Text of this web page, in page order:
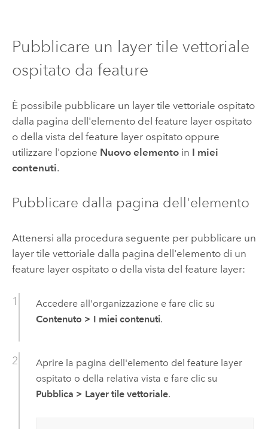
Pubblicare un layer tile vettoriale
ospitato da feature
È possibile pubblicare un layer tile vettoriale ospitato
dalla pagina dell'elemento del feature layer ospitato
o della vista del feature layer ospitato oppure
utilizzare l'opzione Nuovo elementoin I miei
contenuti.
Pubblicare dalla pagina dell'elemento
Attenersi alla procedura seguente per pubblicare un
layer tile vettoriale dalla pagina dell'elemento di un
feature layer ospitato o della vista del feature layer:
Accedere all'organizzazione e fare clic su
Contenuto > I miei contenuti.
Aprire la pagina dell'elemento del feature layer
ospitato o della relativa vista e fare clic su
Pubblica > Layer tile vettoriale.